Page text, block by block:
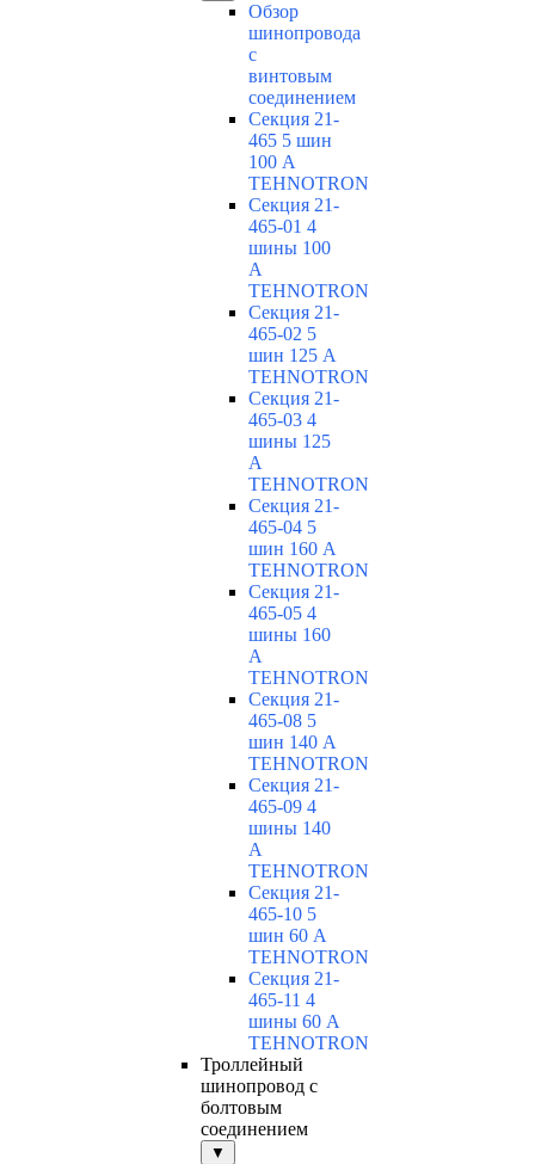
Обзор
шинопровода
с
винтовым
соединением
Секция 21-
465 5 шин
100 А
TEHNOTRON
Секция 21-
465-01 4
шины 100
А
TEHNOTRON
Секция 21-
465-02 5
шин 125 А
TEHNOTRON
Секция 21-
465-03 4
шины 125
А
TEHNOTRON
Секция 21-
465-04 5
шин 160 А
TEHNOTRON
Секция 21-
465-05 4
шины 160
А
TEHNOTRON
Секция 21-
465-08 5
шин 140 А
TEHNOTRON
Секция 21-
465-09 4
шины 140
А
TEHNOTRON
Секция 21-
465-10 5
шин 60 А
TEHNOTRON
Секция 21-
465-11 4
шины 60 А
TEHNOTRON
Троллейный
шинопровод с
болтовым
соединением
▼